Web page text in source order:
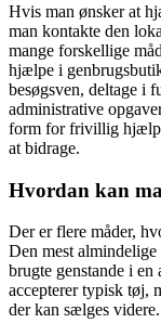
Hvis man ønsker at
man kontakte den
mange forskellige
hjælpe i
besøgsven, deltage i
administrative
form for frivillig hjælp
at bidrage.
Hvordan kan
Der er flere måder,
Den mest almindelige
brugte genstande i
accepterer typisk tøj,
der kan sælges